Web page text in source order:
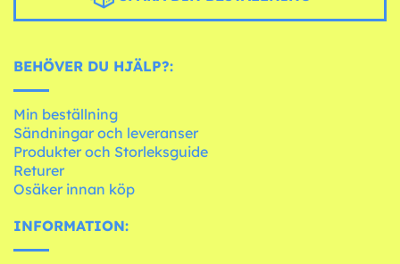
BEHÖVER DU HJÄLP?:
Min beställning
Sändningar och leveranser
Produkter och Storleksguide
Returer
Osäker innan köp
INFORMATION: